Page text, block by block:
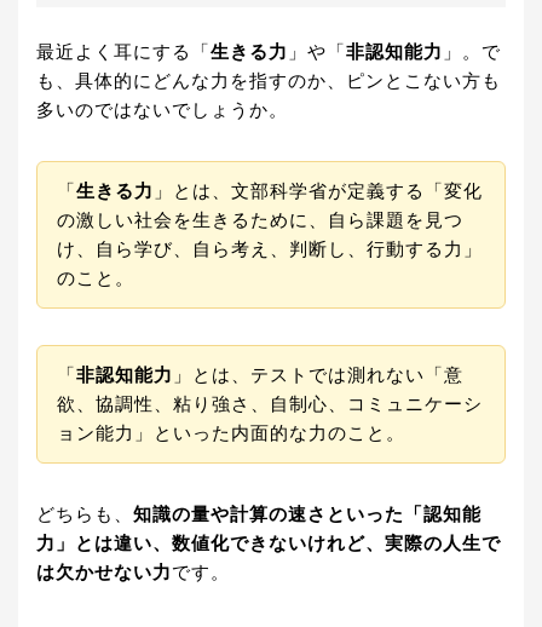
最近よく耳にする「 生きる力 」や「 非認知能力 」。で
も、具体的にどんな力を指すのか、ピンとこない方も
多いのではないでしょうか。
「 生きる力 」とは、文部科学省が定義する「変化
の激しい社会を生きるために、自ら課題を見つ
け、自ら学び、自ら考え、判断し、行動する力」
のこと。
「 非認知能力 」とは、テストでは測れない「意
欲、協調性、粘り強さ、自制心、コミュニケーシ
ョン能力」といった内面的な力のこと。
どちらも、 知識の量や計算の速さといった「認知能
力」とは違い、数値化できないけれど、実際の人生で
は欠かせない力です。